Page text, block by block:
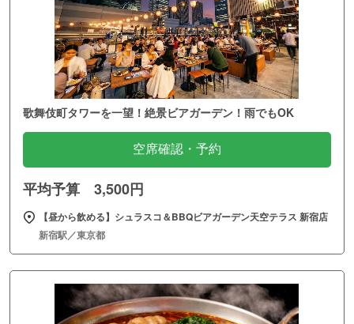
歌舞伎町タワーを一望！絶景ビアガーデン！雨でもOK
空席確認・予約
平均予算 3,500円
【昼から飲める】シュラスコ＆BBQビアガーデン天空テラス 新宿店
新宿駅／東京都